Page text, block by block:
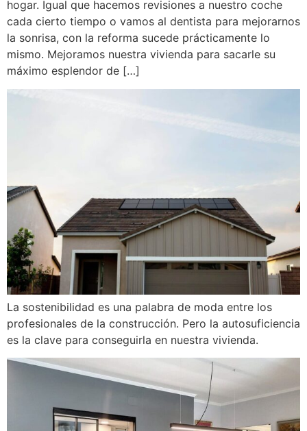
hogar. Igual que hacemos revisiones a nuestro coche
cada cierto tiempo o vamos al dentista para mejorarnos
la sonrisa, con la reforma sucede prácticamente lo
mismo. Mejoramos nuestra vivienda para sacarle su
máximo esplendor de […]
La sostenibilidad es una palabra de moda entre los
profesionales de la construcción. Pero la autosuficiencia
es la clave para conseguirla en nuestra vivienda.